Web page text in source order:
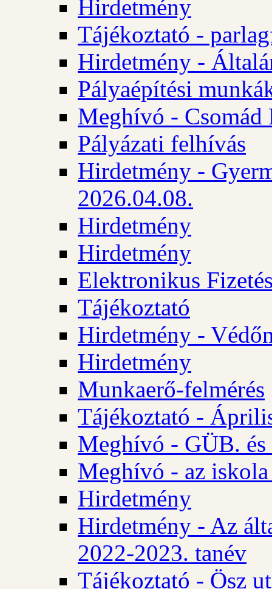
Hirdetmény
Tájékoztató -
Hirdetmény -
Pályaépítési
Meghívó - Csomád
Pályázati felhívás
Hirdetmény -
2026.04.08.
Hirdetmény
Hirdetmény
Elektronikus
Tájékoztató
Hirdetmény -
Hirdetmény
Munkaerő-felmérés
Tájékoztató -
Meghívó - GÜB.
Meghívó - az iskola
Hirdetmény
Hirdetmény - Az
2022-2023. tanév
Tájékoztató - Ösz